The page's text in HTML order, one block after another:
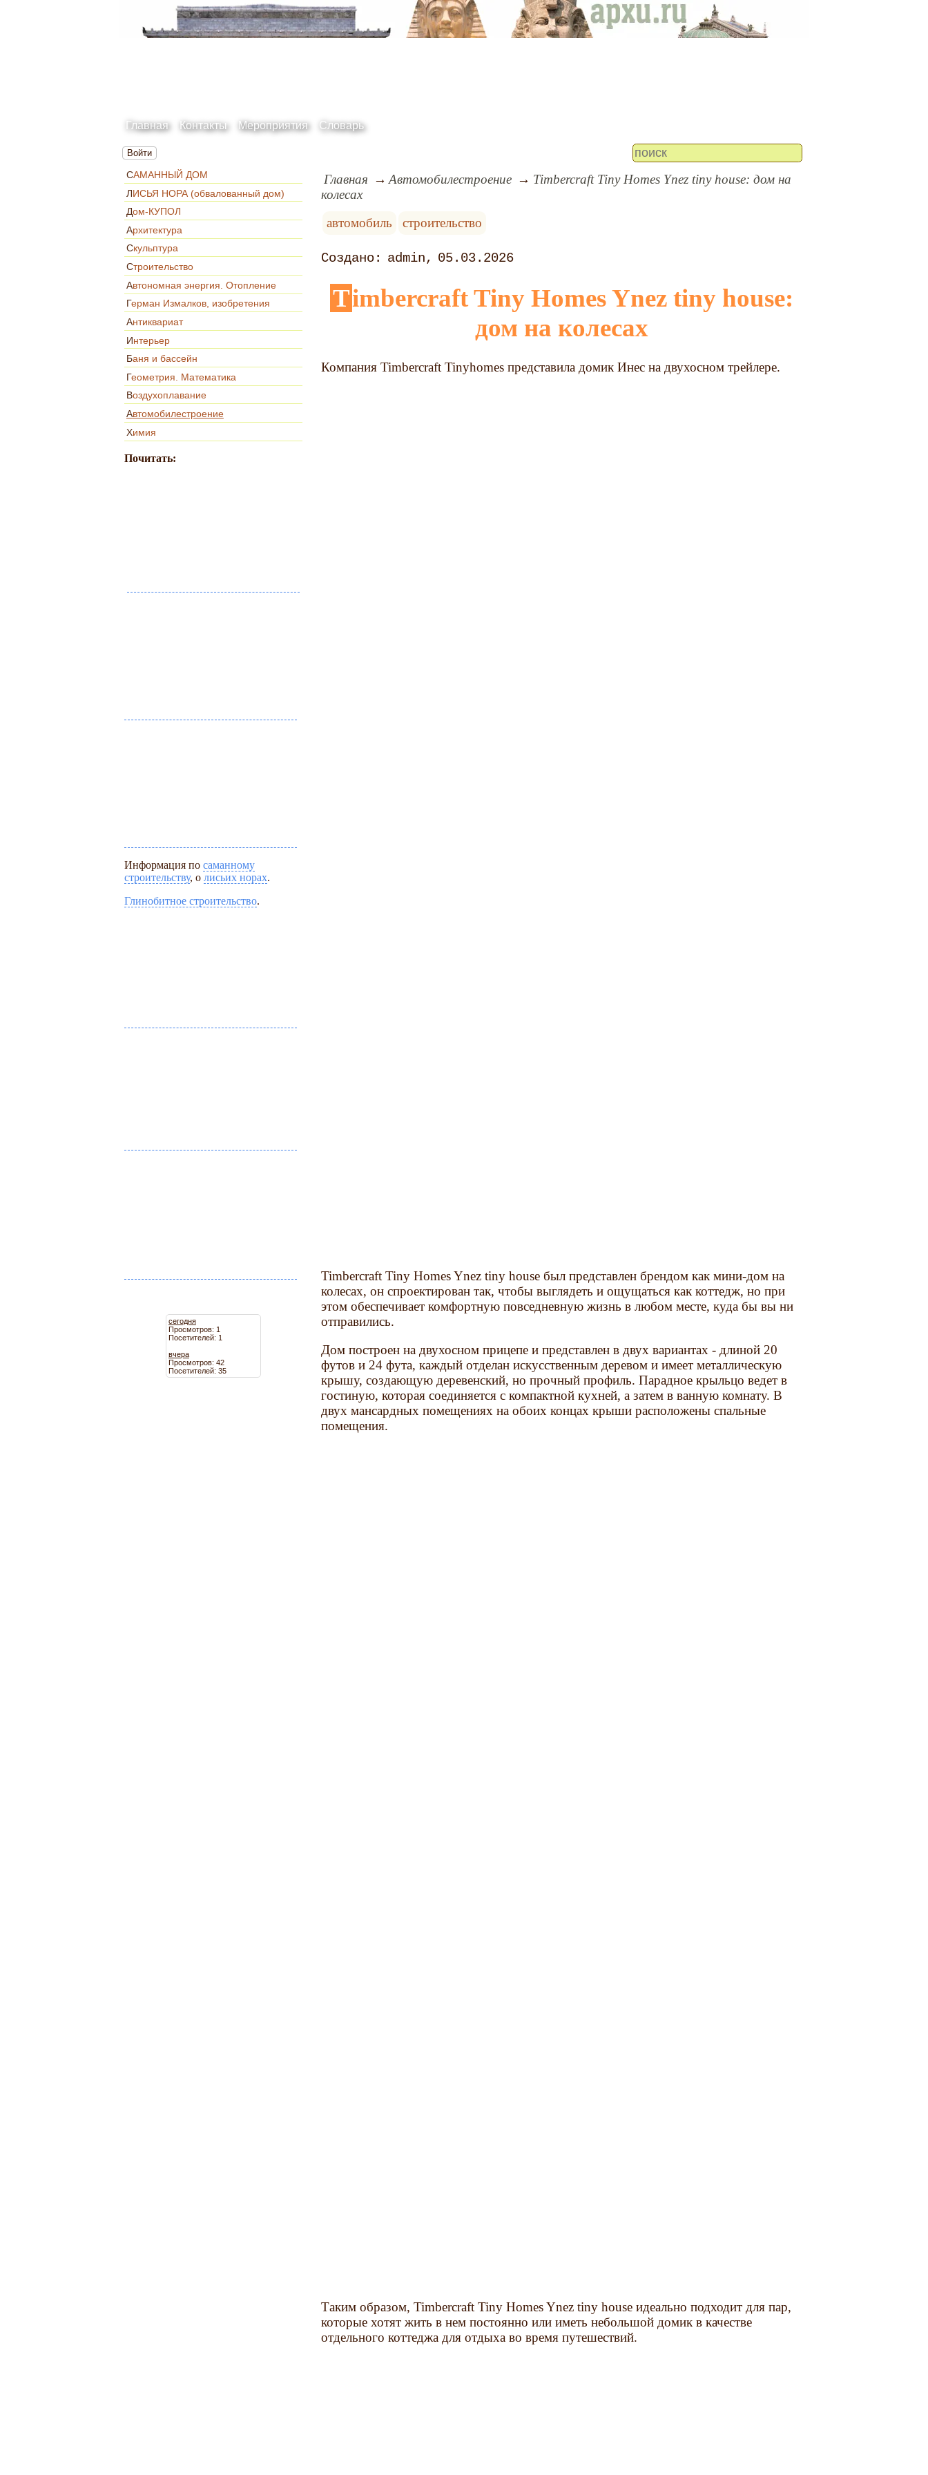
Главная Контакты Мероприятия Словарь
Войти
САМАННЫЙ ДОМ
ЛИСЬЯ НОРА (обвалованный дом)
Дом-КУПОЛ
Архитектура
Скульптура
Строительство
Автономная энергия. Отопление
Герман Измалков, изобретения
Антиквариат
Интерьер
Баня и бассейн
Геометрия. Математика
Воздухоплавание
Автомобилестроение
Химия
Почитать:
Информация по саманному
строительству, о лисьих норах.
Глинобитное строительство.
сегодня
Просмотров: 1
Посетителей: 1
вчера
Просмотров: 42
Посетителей: 35
Главная Автомобилестроение
Timbercraft Tiny Homes Ynez tiny house: дом на
колесах
автомобиль
строительство
admin 05.03.2026
Timbercraft Tiny Homes Ynez tiny house:
дом на колесах
Компания Timbercraft Tinyhomes представила домик Инес на двухосном трейлере.
Timbercraft Tiny Homes Ynez tiny house был представлен брендом как мини-дом на
колесах, он спроектирован так, чтобы выглядеть и ощущаться как коттедж, но при
этом обеспечивает комфортную повседневную жизнь в любом месте, куда бы вы ни
отправились.
Дом построен на двухосном прицепе и представлен в двух вариантах - длиной 20
футов и 24 фута, каждый отделан искусственным деревом и имеет металлическую
крышу, создающую деревенский, но прочный профиль. Парадное крыльцо ведет в
гостиную, которая соединяется с компактной кухней, а затем в ванную комнату. В
двух мансардных помещениях на обоих концах крыши расположены спальные
помещения.
Таким образом, Timbercraft Tiny Homes Ynez tiny house идеально подходит для пар,
которые хотят жить в нем постоянно или иметь небольшой домик в качестве
отдельного коттеджа для отдыха во время путешествий.